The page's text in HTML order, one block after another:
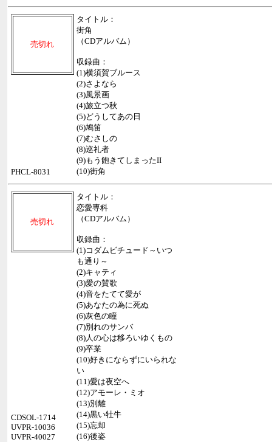
売切れ
タイトル：
街角
（CDアルバム）
収録曲：
(1)横須賀ブルース
(2)さよなら
(3)風景画
(4)旅立つ秋
(5)どうしてあの日
(6)鳩笛
(7)むさしの
(8)巡礼者
(9)もう飽きてしまったII
(10)街角
PHCL-8031
売切れ
タイトル：
恋愛専科
（CDアルバム）
収録曲：
(1)コダムビチュード～いつ
も通り～
(2)キャティ
(3)愛の賛歌
(4)音をたてて愛が
(5)あなたの為に死ぬ
(6)灰色の瞳
(7)別れのサンバ
(8)人の心は移ろいゆくもの
(9)卒業
(10)好きにならずにいられな
い
(11)愛は夜空へ
(12)アモーレ・ミオ
(13)別離
(14)黒い牡牛
(15)忘却
(16)後姿
CDSOL-1714
UVPR-10036
UVPR-40027